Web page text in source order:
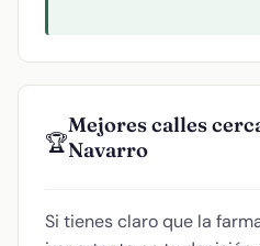
🏆
Mejores calles
Navarro
Si tienes claro que la